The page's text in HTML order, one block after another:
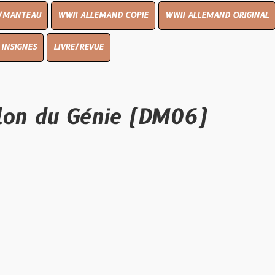
ALLEMAND COPIE WWII ALLEMAND ORIGINAL WWII UK
REVUE
(DM06)